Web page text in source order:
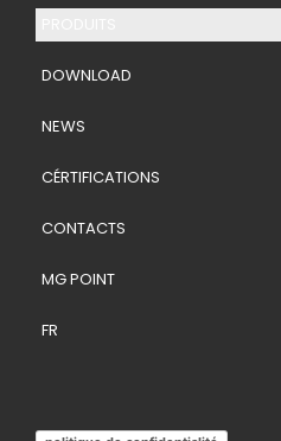
DOWNLOAD
NEWS
CÉRTIFICATIONS
CONTACTS
MG POINT
FR